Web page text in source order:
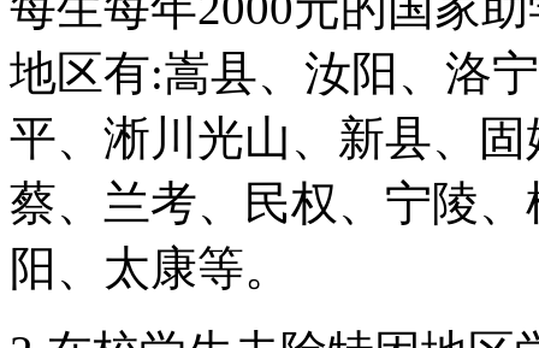
地区有:嵩县、汝阳、洛
平、淅川光山、新县、
蔡、兰考、民权、宁陵
阳、太康等。